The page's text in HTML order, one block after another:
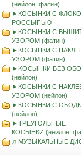
(нейлон, фатин)
►КОСЫНКИ С
РОССЫПЬЮ
►КОСЫНКИ С
УЗОРОМ (фатин)
►КОСЫНКИ С
УЗОРОМ (фатин)
►KOСЫНКИ БЕЗ
(нейлон)
►КОСЫНКИ С
УЗОРОМ (нейлон)
►КОСЫНКИ С
(нейлон)
►ТРЕУГОЛЬНЫЕ
КОСЫНКИ (нейлон,
♫ МУЗЫКАЛЬНЫЕ